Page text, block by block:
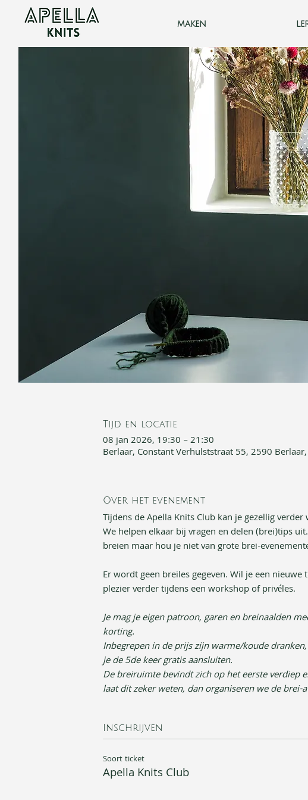
maken
Tijd en locatie
08 jan 2026, 19:30 – 21:30
Berlaar, Constant Verhulststraat 55, 2590
Over het evenement
Tijdens de Apella Knits Club kan je gezellig
We helpen elkaar bij vragen en delen (brei)tips
breien maar hou je niet van grote brei-
Er wordt geen breiles gegeven. Wil je een
plezier verder tijdens een workshop of privéles.
Je mag je eigen patroon, garen en breinaalden
korting.
Inbegrepen in de prijs zijn warme/koude
je de 5de keer gratis aansluiten.
De breiruimte bevindt zich op het eerste verdiep
laat dit zeker weten, dan organiseren we de brei-
Inschrijven
Soort ticket
Apella Knits Club